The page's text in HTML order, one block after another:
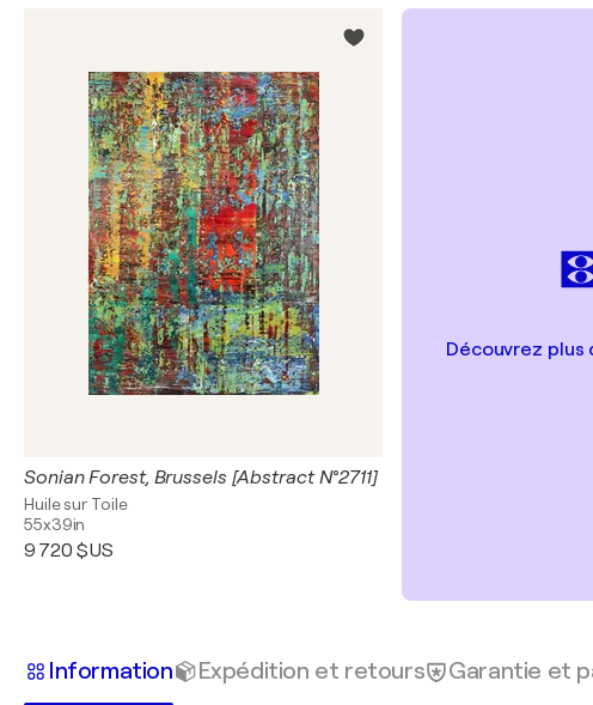
Sonian Forest, Brussels [Abstract N°2711]
Huile sur Toile
55x39in
9 720 $US
Découvrez
Information Expédition et retours Garantie et